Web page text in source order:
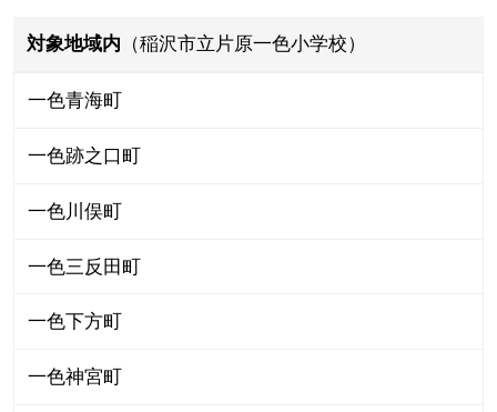
対象地域内 （稲沢市立片原一色小学校）
一色青海町
一色跡之口町
一色川俣町
一色三反田町
一色下方町
一色神宮町